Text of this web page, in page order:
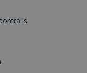
is